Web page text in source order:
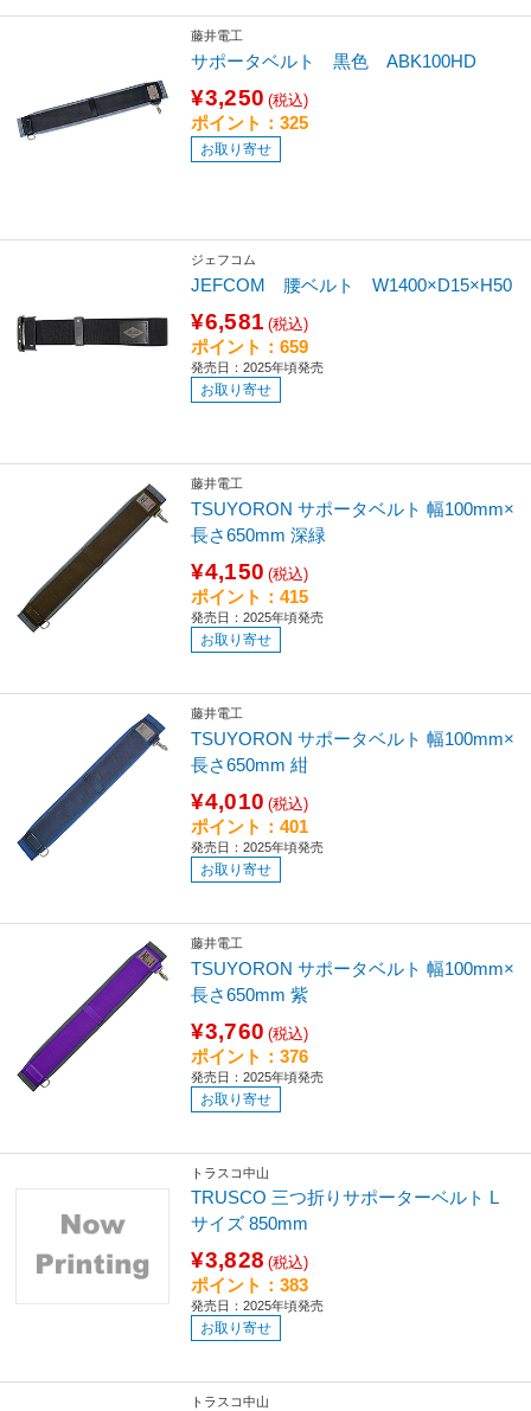
藤井電工
サポータベルト 黒色 ABK100HD
¥3,250 (税込)
ポイント：325
お取り寄せ
ジェフコム
JEFCOM 腰ベルト W1400×D15×H50
¥6,581 (税込)
ポイント：659
発売日：2025年頃発売
お取り寄せ
藤井電工
TSUYORON サポータベルト 幅100mm×
長さ650mm 深緑
¥4,150 (税込)
ポイント：415
発売日：2025年頃発売
お取り寄せ
藤井電工
TSUYORON サポータベルト 幅100mm×
長さ650mm 紺
¥4,010 (税込)
ポイント：401
発売日：2025年頃発売
お取り寄せ
藤井電工
TSUYORON サポータベルト 幅100mm×
長さ650mm 紫
¥3,760 (税込)
ポイント：376
発売日：2025年頃発売
お取り寄せ
トラスコ中山
TRUSCO 三つ折りサポーターベルト L
サイズ 850mm
¥3,828 (税込)
ポイント：383
発売日：2025年頃発売
お取り寄せ
トラスコ中山